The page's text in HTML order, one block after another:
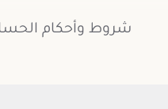
شروط وأحكام